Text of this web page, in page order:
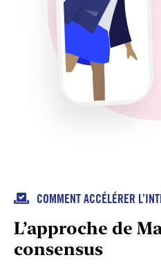
 COMMENT ACCÉLÉRER
L’approche de
consensus